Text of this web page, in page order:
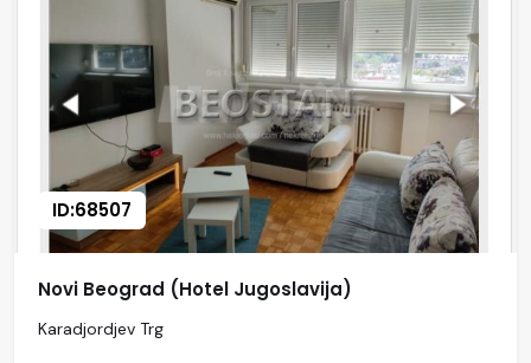
ID:68507
Novi Beograd (Hotel Jugoslavija)
Karadjordjev Trg